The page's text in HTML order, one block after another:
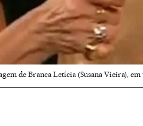
de Branca Letícia (Susana Vieira), em